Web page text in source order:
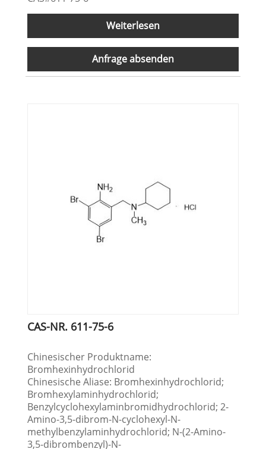
Weiterlesen
Anfrage absenden
CAS-NR. 611-75-6
Chinesischer Produktname:
Bromhexinhydrochlorid
Chinesische Aliase: Bromhexinhydrochlorid;
Bromhexylaminhydrochlorid;
Benzylcyclohexylaminbromidhydrochlorid; 2-
Amino-3,5-dibrom-N-cyclohexyl-N-
methylbenzylaminhydrochlorid; N-(2-Amino-
3,5-dibrombenzyl)-N-